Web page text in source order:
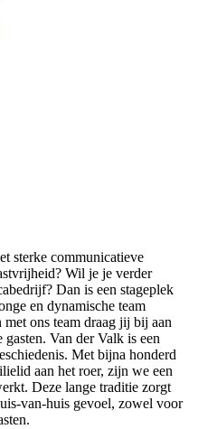
sterke communicatieve
Wil je je verder
Dan is een stageplek
en dynamische team
ons team draag jij bij aan
Van der Valk is een
Met bijna honderd
aan het roer, zijn we een
Deze lange traditie zorgt
van-huis gevoel, zowel voor